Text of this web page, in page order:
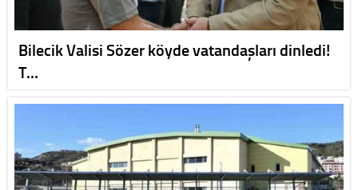
Bilecik Valisi Sözer köyde vatandaşları dinledi!
T…